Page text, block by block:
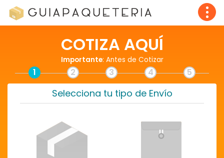
COTIZA AQUÍ
Importante: Antes de Cotizar
1 2 3 4 5
Selecciona tu tipo de Envío